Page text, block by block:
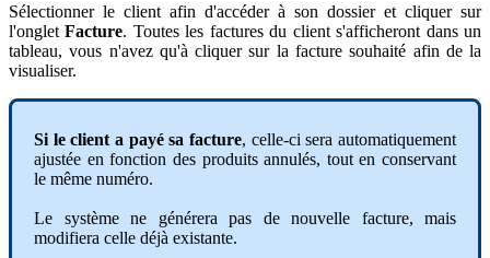
Sélectionner le client afin d'accéder à son dossier et cliquer sur
l'onglet Facture. Toutes les factures du client s'afficheront dans un
tableau, vous n'avez qu'à cliquer sur la facture souhaité afin de la
visualiser.
Si le client a payé sa facture, celle-ci sera automatiquement
ajustée en fonction des produits annulés, tout en conservant
le même numéro.
Le système ne générera pas de nouvelle facture,
mais
modifiera celle déjà existante.